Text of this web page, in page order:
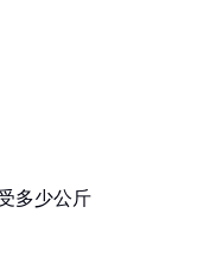
多少公斤